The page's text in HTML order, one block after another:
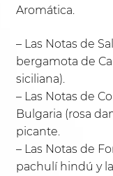
Aromática.
– Las Notas de
bergamota de
siciliana).
– Las Notas de
Bulgaria (rosa
picante.
– Las Notas de
pachulí hindú y